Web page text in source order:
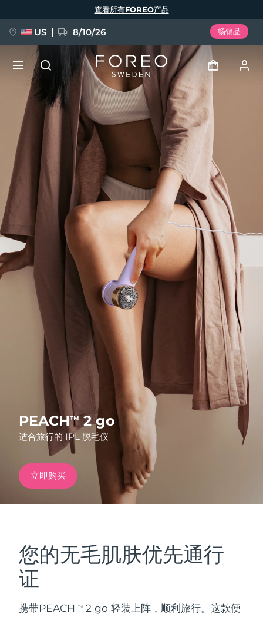
PEACHTM2 go
适合旅行的 IPL 脱毛仪
立即购买
您的无毛肌肤优先通行
证
携带PEACHTM
2 go 轻装上阵，顺利旅行。这款便
查看所有FOREO产品
US 8/10/26 畅销品
用户信息
我的设备
我的订单
我的地址
我的订阅
新品
FAQ™ Pure Beauty-Tech Elixir
BREAKING NEWS
issa™ Teeth Whitening Set
FAQ™ Dual LED Panel
热门产品
特别优惠
红光疗法
语言
English Deutsch
Español
Français
Italiano
Português
Polski
Svenska
Русский
Türkçe
简体中文 繁體中文
发货国家
预计送达日期 8/10/26
预计送达日期8/9/26
预计送达日期 8/9/26
澳大利亚 预计送达日期 8/12/26
预计送达日期 8/9/26
德国 8/9/26
加拿大
奥地利 预计送达日期8/9/26
巴林
比利时 预计送达日期 8/9/26